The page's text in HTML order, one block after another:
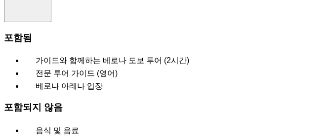
포함됨
가이드와 함께하는 베로나 도보 투어 (2시간)
전문 투어 가이드 (영어)
베로나 아레나 입장
포함되지 않음
음식 및 음료